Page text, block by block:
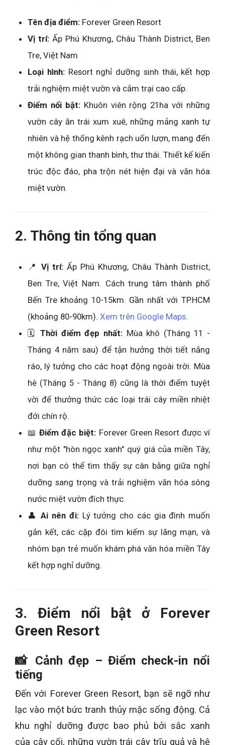
Tên địa điểm: Forever Green Resort
Vị trí: Ấp Phú Khương, Châu Thành District, Ben
Tre, Việt Nam
Loại hình:Resort nghỉ dưỡng sinh thái, kết hợp
trải nghiệm miệt vườn và cắm trại cao cấp.
Điểm nổi bật:Khuôn viên rộng 21ha với những
vườn cây ăn trái xum xuê, những mảng xanh tự
nhiên và hệ thống kênh rạch uốn lượn, mang đến
một không gian thanh bình, thư thái. Thiết kế kiến
trúc độc đáo, pha trộn nét hiện đại và văn hóa
miệt vườn.
2. Thông tin tổng quan
📍 Vị trí: Ấp Phú Khương, Châu Thành District,
Ben Tre, Việt Nam. Cách trung tâm thành phố
Bến Tre khoảng 10-15km. Gần nhất với TP.HCM
(khoảng 80-90km). Xem trên Google Maps.
🗓️Thời điểm đẹp nhất: Mùa khô (Tháng 11 -
Tháng 4 năm sau) để tận hưởng thời tiết nắng
ráo, lý tưởng cho các hoạt động ngoài trời. Mùa
hè (Tháng 5 - Tháng 8) cũng là thời điểm tuyệt
vời để thưởng thức các loại trái cây miền nhiệt
đới chín rộ.
📖Điểm đặc biệt: Forever Green Resort được ví
như một "hòn ngọc xanh" quý giá của miền Tây,
nơi bạn có thể tìm thấy sự cân bằng giữa nghỉ
dưỡng sang trọng và trải nghiệm văn hóa sông
nước miệt vườn đích thực.
👤Ai nên đi:Lý tưởng cho các gia đình muốn
gắn kết, các cặp đôi tìm kiếm sự lãng mạn, và
nhóm bạn trẻ muốn khám phá văn hóa miền Tây
kết hợp nghỉ dưỡng.
3. Điểm nổi bật ở Forever
Green Resort
📸 Cảnh đẹp – Điểm check-in nổi
tiếng
Đến với Forever Green Resort, bạn sẽ ngỡ như
lạc vào một bức tranh thủy mặc sống động. Cả
khu nghỉ dưỡng được bao phủ bởi sắc xanh
của cây cối, những vườn trái cây trĩu quả và hệ